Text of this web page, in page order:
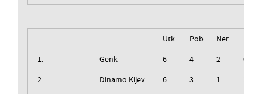
Utk. Pob. Ner.
Izg.
1.
Genk 6 4 2
0
2.
Dinamo Kijev 6 3 1
2